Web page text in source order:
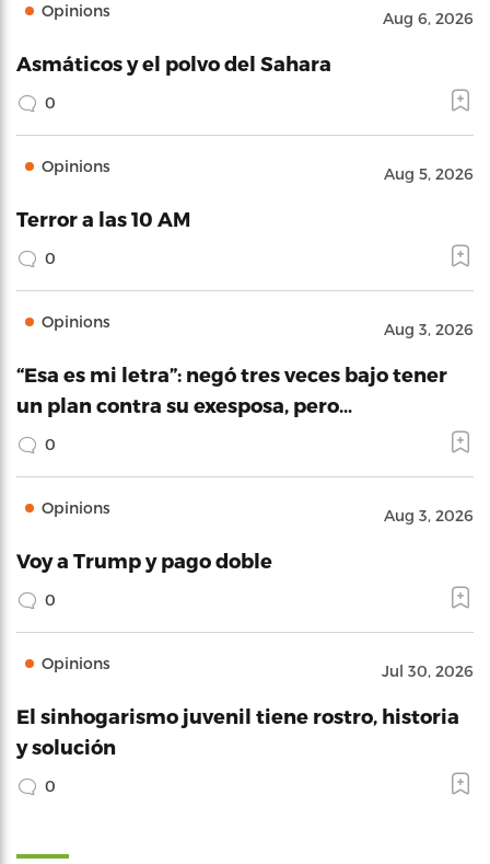
Opinions Aug 6, 2026
Asmáticos y el polvo del Sahara
0
Opinions Aug 5, 2026
Terror a las 10 AM
0
Opinions Aug 3, 2026
“Esa es mi letra”: negó tres veces bajo tener
un plan contra su exesposa, pero…
0
Opinions Aug 3, 2026
Voy a Trump y pago doble
0
Opinions Jul 30, 2026
El sinhogarismo juvenil tiene rostro, historia
y solución
0